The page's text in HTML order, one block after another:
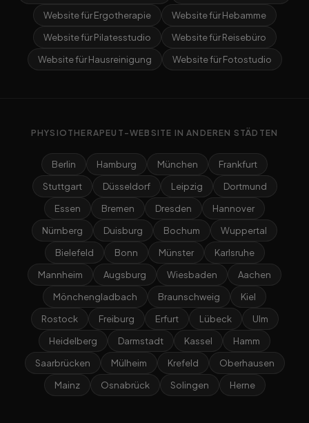
Website für Ergotherapie
Website für Hebamme
Website für Pilatesstudio
Website für Reisebüro
Website für Hausreinigung
Website für Fotostudio
PHYSIOTHERAPEUT-WEBSITE IN ANDEREN STÄDTEN
Berlin Hamburg München
Frankfurt
Stuttgart
Düsseldorf Leipzig
Dortmund
Essen
Bremen Dresden
Hannover
Nürnberg
Duisburg Bochum
Wuppertal
Bielefeld
Bonn Münster
Karlsruhe
Mannheim
Augsburg Wiesbaden
Aachen
Mönchengladbach
Braunschweig
Kiel
Rostock
Freiburg Erfurt Lübeck
Ulm
Heidelberg
Darmstadt Kassel
Hamm
Saarbrücken
Mülheim Krefeld
Oberhausen
Mainz
Osnabrück Solingen Herne